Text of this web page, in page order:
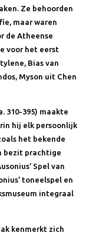
Ze behoorden
maar waren
de Atheense
voor het eerst
Bias van
Myson uit Chen
310-395) maakte
hij elk persoonlijk
het bekende
bezit prachtige
Spel van
toneelspel en
integraal
kenmerkt zich